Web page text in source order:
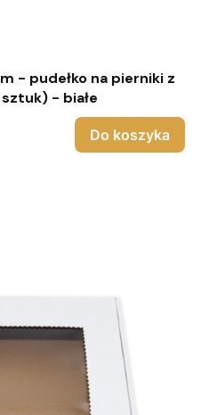
- pudełko na pierniki z
- białe
Do koszyka